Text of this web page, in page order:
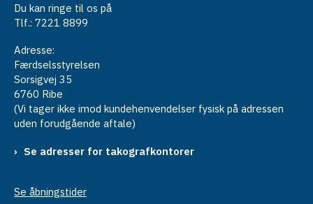
Du kan ringe til os på
Tlf.: 7221 8899
Adresse:
Færdselsstyrelsen
Sorsigvej 35
6760 Ribe
(Vi tager ikke imod kundehenvendelser fysisk på adressen
uden forudgående aftale)
Se adresser for takografkontorer
Se åbningstider